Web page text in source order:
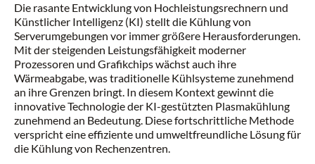
Die rasante Entwicklung von Hochleistungsrechnern und
Künstlicher Intelligenz (KI) stellt die Kühlung von
Serverumgebungen vor immer größere Herausforderungen.
Mit der steigenden Leistungsfähigkeit moderner
Prozessoren und Grafikchips wächst auch ihre
Wärmeabgabe, was traditionelle Kühlsysteme zunehmend
an ihre Grenzen bringt. In diesem Kontext gewinnt die
innovative Technologie der KI-gestützten Plasmakühlung
zunehmend an Bedeutung. Diese fortschrittliche Methode
verspricht eine effiziente und umweltfreundliche Lösung für
die Kühlung von Rechenzentren.